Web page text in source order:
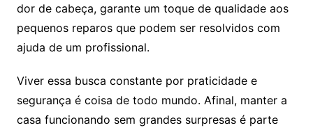
dor de cabeça, garante um toque de qualidade aos
pequenos reparos que podem ser resolvidos com
ajuda de um profissional.
Viver essa busca constante por praticidade e
segurança é coisa de todo mundo. Afinal, manter a
casa funcionando sem grandes surpresas é parte